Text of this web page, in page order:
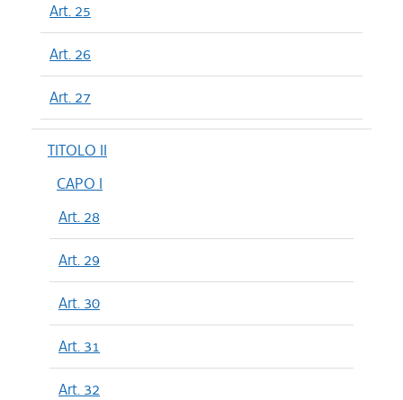
Art. 25
Art. 26
Art. 27
TITOLO II
CAPO I
Art. 28
Art. 29
Art. 30
Art. 31
Art. 32